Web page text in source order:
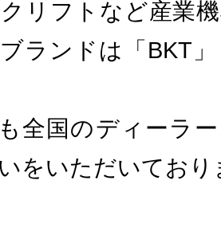
リフトなど産業
ランドは「BKT
全国のディーラ
をいただいており